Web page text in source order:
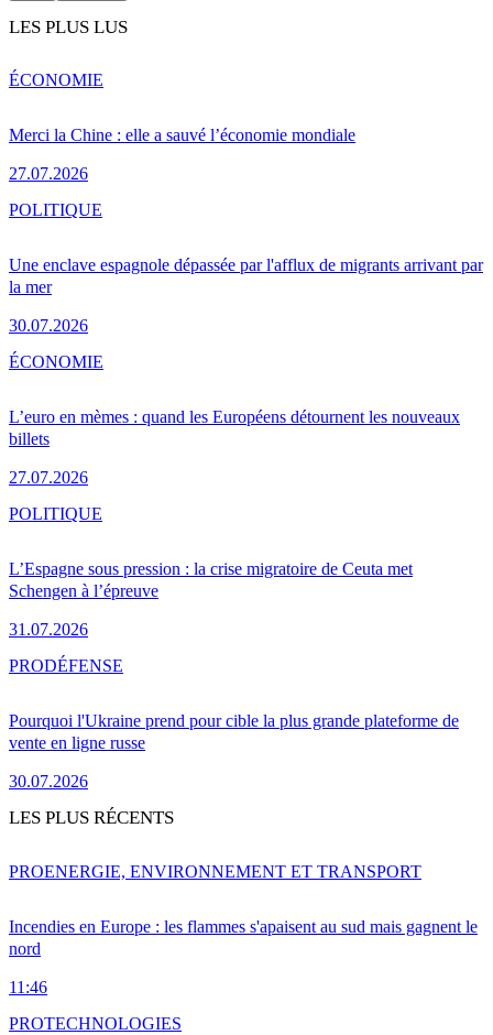
LES PLUS LUS
Merci la Chine : elle a sauvé l’économie mondiale
27.07.2026
ÉCONOMIE
Une enclave espagnole dépassée par l'afflux de migrants arrivant par
la mer
30.07.2026
POLITIQUE
L’euro en mèmes : quand les Européens détournent les nouveaux
billets
27.07.2026
ÉCONOMIE
L’Espagne sous pression : la crise migratoire de Ceuta met
Schengen à l’épreuve
31.07.2026
POLITIQUE
Pourquoi l'Ukraine prend pour cible la plus grande plateforme de
vente en ligne russe
30.07.2026
PRODÉFENSE
LES PLUS RÉCENTS
Incendies en Europe : les flammes s'apaisent au sud mais gagnent le
nord
11:46
PROENERGIE, ENVIRONNEMENT ET TRANSPORT
PROTECHNOLOGIES